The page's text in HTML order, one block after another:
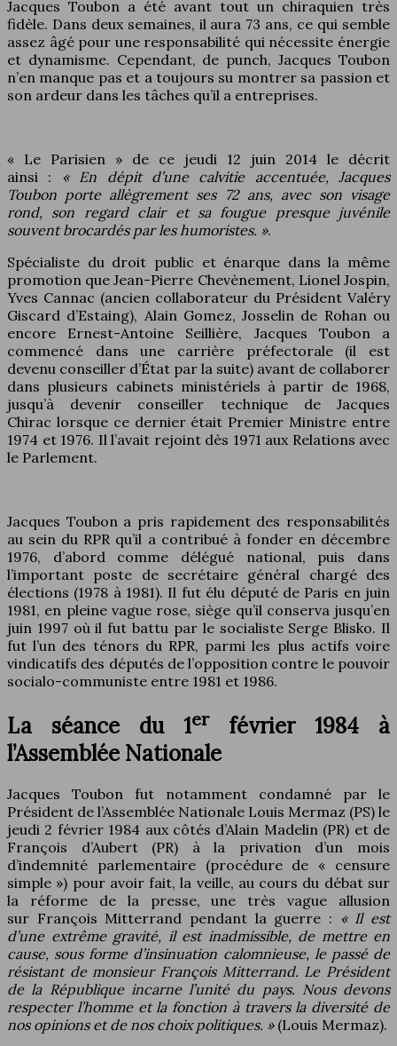
Jacques Toubon a été avant tout un chiraquien très
fidèle. Dans deux semaines, il aura 73 ans, ce qui semble
assez âgé pour une responsabilité qui nécessite énergie
et dynamisme. Cependant, de punch, Jacques Toubon
n’en manque pas et a toujours su montrer sa passion et
son ardeur dans les tâches qu’il a entreprises.
« Le Parisien » de ce jeudi 12 juin 2014 le décrit
ainsi : « En dépit d’une calvitie accentuée, Jacques
Toubon porte allègrement ses 72 ans, avec son visage
rond, son regard clair et sa fougue presque juvénile
souvent brocardés par les humoristes. ».
Spécialiste du droit public et énarque dans la même
promotion que Jean-Pierre Chevènement, Lionel Jospin,
Yves Cannac (ancien collaborateur du Président Valéry
Giscard d’Estaing), Alain Gomez, Josselin de Rohan ou
encore Ernest-Antoine Seillière, Jacques Toubon a
commencé dans une carrière préfectorale (il est
devenu conseiller d’État par la suite) avant de collaborer
dans plusieurs cabinets ministériels à partir de 1968,
jusqu’à devenir conseiller technique de Jacques
Chirac lorsque ce dernier était Premier Ministre entre
1974 et 1976. Il l’avait rejoint dès 1971 aux Relations avec
le Parlement.
Jacques Toubon a pris rapidement des responsabilités
au sein du RPR qu’il a contribué à fonder en décembre
1976, d’abord comme délégué national, puis dans
l’important poste de secrétaire général chargé des
élections (1978 à 1981). Il fut élu député de Paris en juin
1981, en pleine vague rose, siège qu’il conserva jusqu’en
juin 1997 où il fut battu par le socialiste Serge Blisko. Il
fut l’un des ténors du RPR, parmi les plus actifs voire
vindicatifs des députés de l’opposition contre le pouvoir
socialo-communiste entre 1981 et 1986.
La séance du 1erfévrier 1984 à
l’Assemblée Nationale
Jacques Toubon fut notamment condamné par le
Président de l’Assemblée Nationale Louis Mermaz (PS) le
jeudi 2 février 1984 aux côtés d’Alain Madelin (PR) et de
François d’Aubert (PR) à la privation d’un mois
d’indemnité parlementaire (procédure de « censure
simple ») pour avoir fait, la veille, au cours du débat sur
la réforme de la presse, une très vague allusion
sur François Mitterrand pendant la guerre : « Il est
d’une extrême gravité, il est inadmissible, de mettre en
cause, sous forme d’insinuation calomnieuse, le passé de
résistant de monsieur François Mitterrand. Le Président
de la République incarne l’unité du pays. Nous devons
respecter l’homme et la fonction à travers la diversité de
nos opinions et de nos choix politiques. »(Louis Mermaz).